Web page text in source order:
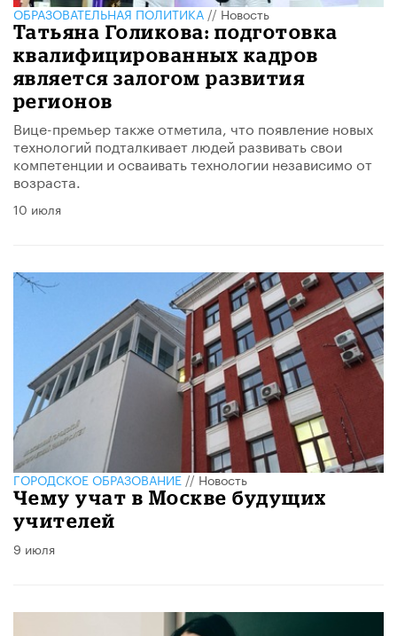
ОБРАЗОВАТЕЛЬНАЯ ПОЛИТИКА//Новость
Татьяна Голикова: подготовка
квалифицированных кадров
является залогом развития
регионов
Вице-премьер также отметила, что появление новых
технологий подталкивает людей развивать свои
компетенции и осваивать технологии независимо от
возраста.
10 июля
ГОРОДСКОЕ ОБРАЗОВАНИЕ//Новость
Чему учат в Москве будущих
учителей
9 июля